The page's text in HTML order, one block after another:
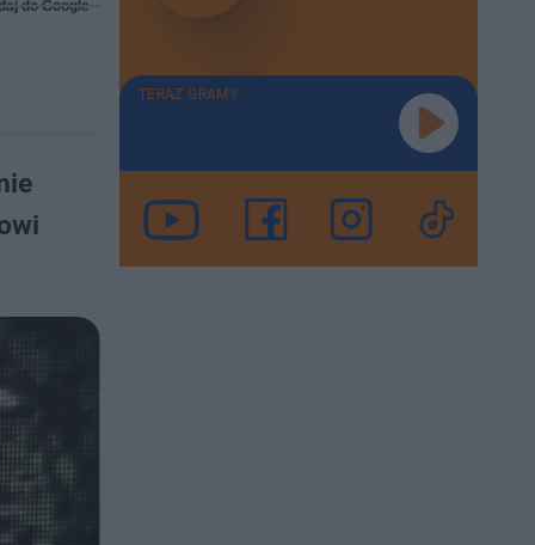
do Google
TERAZ GRAMY